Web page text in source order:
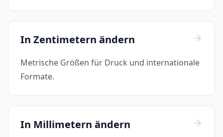
In Zentimetern ändern
Metrische Größen für Druck und internationale
Formate.
In Millimetern ändern